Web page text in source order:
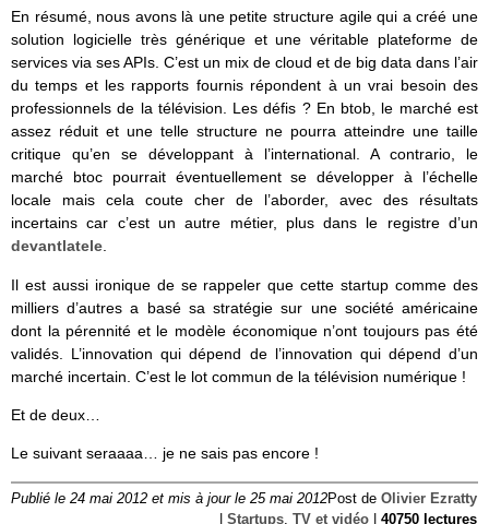
En résumé, nous avons là une petite structure agile qui a créé une
solution logicielle très générique et une véritable plateforme de
services via ses APIs. C’est un mix de cloud et de big data dans l’air
du temps et les rapports fournis répondent à un vrai besoin des
professionnels de la télévision. Les défis ? En btob, le marché est
assez réduit et une telle structure ne pourra atteindre une taille
critique qu’en se développant à l’international. A contrario, le
marché btoc pourrait éventuellement se développer à l’échelle
locale mais cela coute cher de l’aborder, avec des résultats
incertains car c’est un autre métier, plus dans le registre d’un
devantlatele.
Il est aussi ironique de se rappeler que cette startup comme des
milliers d’autres a basé sa stratégie sur une société américaine
dont la pérennité et le modèle économique n’ont toujours pas été
validés. L’innovation qui dépend de l’innovation qui dépend d’un
marché incertain. C’est le lot commun de la télévision numérique !
Et de deux…
Le suivant seraaaa… je ne sais pas encore !
Publié le 24 mai 2012 et mis à jour le 25 mai 2012Post de Olivier Ezratty
Startups TV et vidéo 40750 lectures